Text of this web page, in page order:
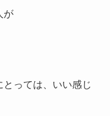
が
っては、いい感じ